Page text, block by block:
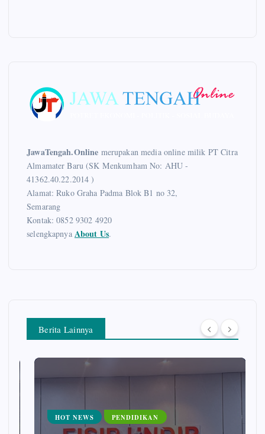
JawaTengah.Online merupakan media online milik PT Citra
Almamater Baru (SK Menkumham No: AHU -
41362.40.22.2014 )
Alamat: Ruko Graha Padma Blok B1 no 32,
Semarang
Kontak: 0852 9302 4920
selengkapnya About Us.
Berita Lainnya
HOT NEWS PENDIDIKAN